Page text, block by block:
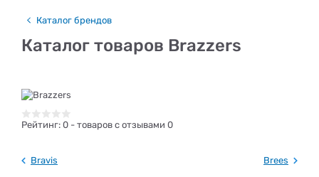
Каталог брендов
Каталог товаров Brazzers
Рейтинг: 0 - товаров с отзывами 0
Bravis Brees